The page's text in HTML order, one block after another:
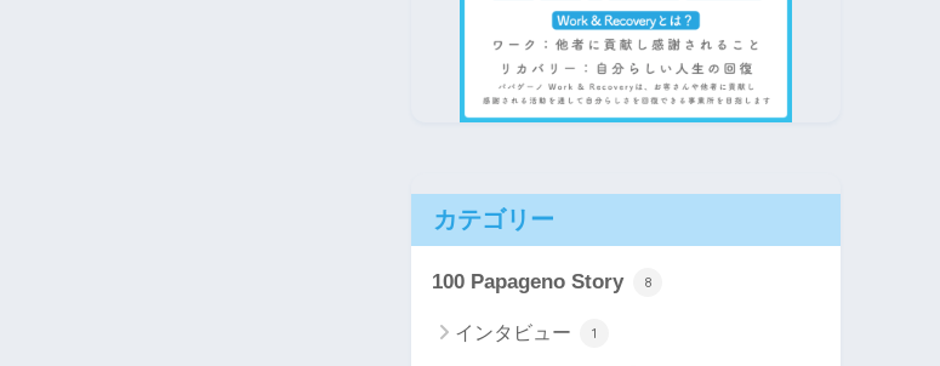
カテゴリー
100 Papageno Story 8
インタビュー 1